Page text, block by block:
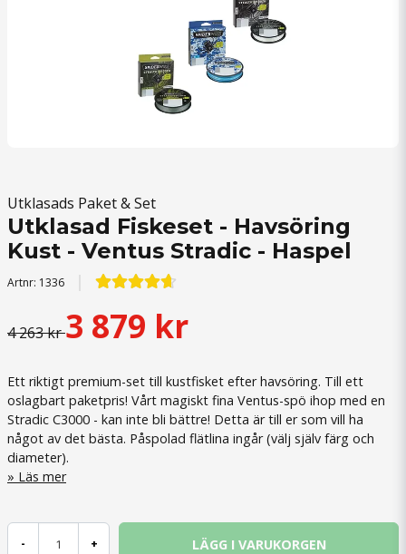
Utklasads Paket & Set
Utklasad Fiskeset - Havsöring
Kust - Ventus Stradic - Haspel
Artnr: 1336
4 263 kr3 879 kr
Ett riktigt premium-set till kustfisket efter havsöring. Till ett
oslagbart paketpris! Vårt magiskt fina Ventus-spö ihop med en
Stradic C3000 - kan inte bli bättre! Detta är till er som vill ha
något av det bästa. Påspolad flätlina ingår (välj själv färg och
diameter).
Läs mer
- + LÄGG I VARUKORGEN